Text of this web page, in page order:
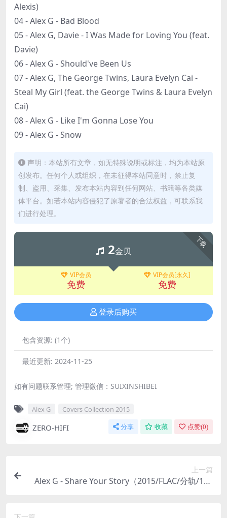
Alexis)
04 - Alex G - Bad Blood
05 - Alex G, Davie - I Was Made for Loving You (feat.
Davie)
06 - Alex G - Should've Been Us
07 - Alex G, The George Twins, Laura Evelyn Cai -
Steal My Girl (feat. the George Twins & Laura Evelyn
Cai)
08 - Alex G - Like I'm Gonna Lose You
09 - Alex G - Snow
声明：本站所有文章，如无特殊说明或标注，均为本站原
创发布。任何个人或组织，在未征得本站同意时，禁止复
制、盗用、采集、发布本站内容到任何网站、书籍等各类媒
体平台。如若本站内容侵犯了原著者的合法权益，可联系我
们进行处理。
下载
2金贝
VIP会员
免费
VIP会员[永久]
免费
登录后购买
包含资源: (1个)
最近更新: 2024-11-25
如有问题联系管理; 管理微信：SUIXINSHIBEI
Alex G Covers Collection 2015
ZERO-HIFI 分享 收藏 点赞(0)
上一篇
Alex G - Share Your Story（2015/FLAC/分轨/148